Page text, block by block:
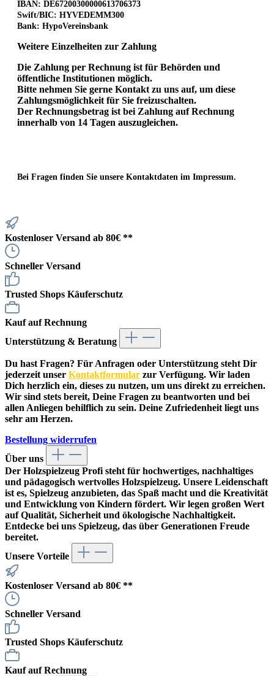
IBAN: DE67200300000613706373
Swift/BIC: HYVEDEMM300
Bank: HypoVereinsbank
Weitere Einzelheiten zur Zahlung
Die Zahlung per Rechnung ist für Behörden und
öffentliche Institutionen möglich.
Bitte nehmen Sie gerne Kontakt zu uns auf, um diese
Zahlungsmöglichkeit für Sie freizuschalten.
Der Rechnungsbetrag ist bei Zahlung auf Rechnung
innerhalb von 14 Tagen auszugleichen.
Bei Fragen finden Sie unsere Kontaktdaten im Impressum.
Kostenloser Versand ab 80€ **
Schneller Versand
Trusted Shops Käuferschutz
Kauf auf Rechnung
Unterstützung & Beratung
Du hast Fragen? Für Anfragen oder Unterstützung steht Dir
jederzeit unser Kontaktformular zur Verfügung. Wir laden
Dich herzlich ein, dieses zu nutzen, um uns direkt zu erreichen.
Wir sind stets bereit, Deine Fragen zu beantworten und bei
allen Anliegen behilflich zu sein. Deine Zufriedenheit liegt uns
sehr am Herzen.
Bestellung widerrufen
Über uns
Der Holzspielzeug Profi steht für hochwertiges, nachhaltiges
und pädagogisch wertvolles Holzspielzeug. Unsere Leidenschaft
ist es, Spielzeug anzubieten, das Spaß macht und die Kreativität
und Entwicklung von Kindern fördert. Wir legen großen Wert
auf Qualität, Sicherheit und ökologische Nachhaltigkeit.
Entdecke bei uns Spielzeug, das über Generationen Freude
bereitet.
Unsere Vorteile
Kostenloser Versand ab 80€ **
Schneller Versand
Trusted Shops Käuferschutz
Kauf auf Rechnung